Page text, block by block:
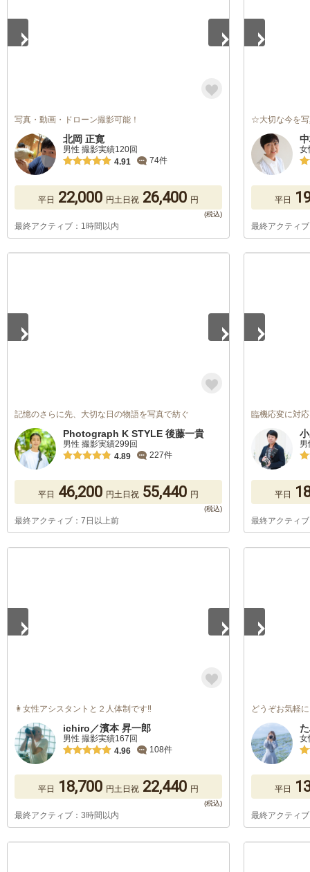
写真・動画・ドローン撮影可能！
北岡 正寛
男性 撮影実績120回
4.91
74件
平日 22,000 円土日祝 26,400 円
最終アクティブ：1時間以内
☆大切な今を
女
平日
最終アクティ
記憶のさらに先、大切な日の物語を写真で紡ぐ
Photograph K STYLE 後藤一貴
男性 撮影実績299回
4.89
227件
平日 46,200 円土日祝 55,440 円
最終アクティブ：7日以上前
臨機応変に対
平日
最終アクティ
👩‍女性アシスタントと２人体制です‼️
ichiro／濱本 昇一郎
男性 撮影実績167回
4.96
108件
平日 18,700 円土日祝 22,440 円
最終アクティブ：3時間以内
どうぞお気軽
女
平日
最終アクティ